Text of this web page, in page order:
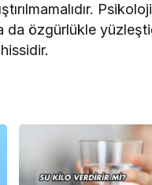
da özgürlükle